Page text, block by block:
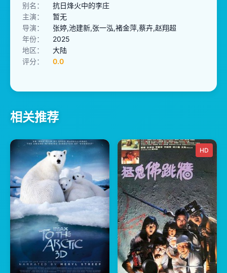
别名：
抗日烽火中的李庄
主演：
暂无
导演：
张婷,池建新,张一泓,褚金萍,蔡卉,赵翔超
年份：
2025
地区：
大陆
评分：
0.0
相关推荐
HD